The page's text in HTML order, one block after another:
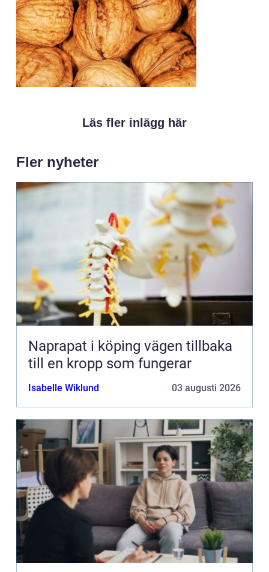
Läs fler inlägg här
Fler nyheter
Naprapat i köping vägen tillbaka
till en kropp som fungerar
Isabelle Wiklund 03 augusti 2026